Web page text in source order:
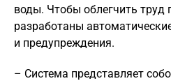
воды. Чтобы облегчить труд
разработаны
и предупреждения.
– Система представляет